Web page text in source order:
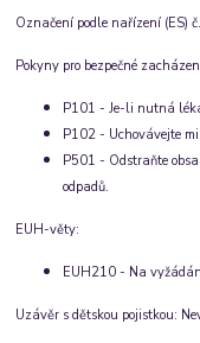
Označení podle nařízení (ES)
Pokyny pro bezpečné
P101 - Je-li nutná
P102 - Uchovávejte
P501 - Odstraňte
odpadů.
EUH-věty:
EUH210 - Na
Uzávěr s dětskou pojistkou: